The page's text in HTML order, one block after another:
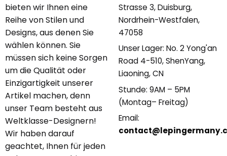
bieten wir Ihnen eine
Reihe von Stilen und
Designs, aus denen Sie
wählen können. Sie
müssen sich keine Sorgen
um die Qualität oder
Einzigartigkeit unserer
Artikel machen, denn
unser Team besteht aus
Weltklasse-Designern!
Wir haben darauf
geachtet, Ihnen für jeden
Strasse 3, Duisburg,
Nordrhein-Westfalen,
47058
Unser Lager: No. 2 Yong'an
Road 4-510, ShenYang,
Liaoning, CN
Stunde: 9AM – 5PM
(Montag– Freitag)
Email: